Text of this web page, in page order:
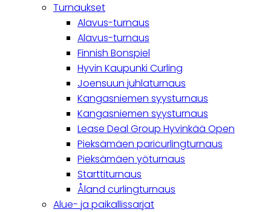
Turnaukset
Alavus-turnaus
Alavus-turnaus
Finnish Bonspiel
Hyvin Kaupunki Curling
Joensuun juhlaturnaus
Kangasniemen syysturnaus
Kangasniemen syysturnaus
Lease Deal Group Hyvinkää Open
Pieksämäen paricurlingturnaus
Pieksämäen yöturnaus
Starttiturnaus
Åland curlingturnaus
Alue- ja paikallissarjat